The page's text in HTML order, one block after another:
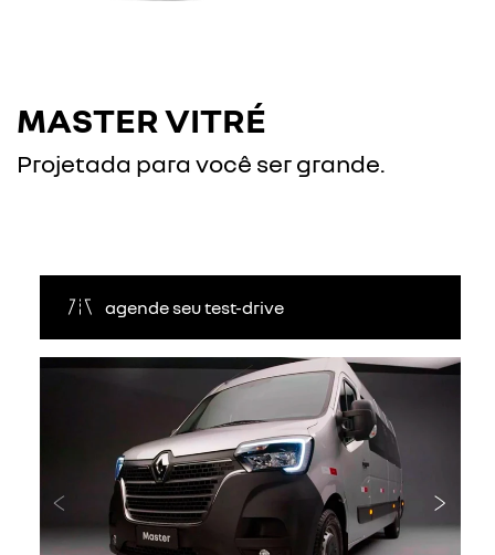
MASTER VITRÉ
Projetada para você ser grande.
agende seu test-drive
Anterior